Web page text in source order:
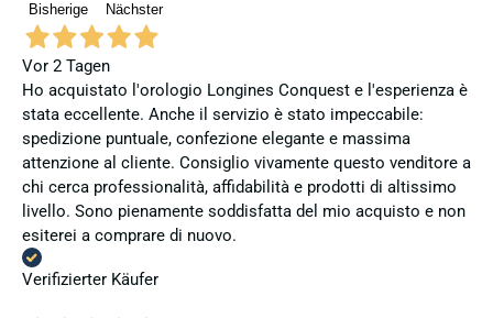
Bisherige Nächster
Vor 2 Tagen
Ho acquistato l'orologio Longines Conquest e l'esperienza è
stata eccellente. Anche il servizio è stato impeccabile:
spedizione puntuale, confezione elegante e massima
attenzione al cliente. Consiglio vivamente questo venditore a
chi cerca professionalità, affidabilità e prodotti di altissimo
livello. Sono pienamente soddisfatta del mio acquisto e non
esiterei a comprare di nuovo.
Verifizierter Käufer